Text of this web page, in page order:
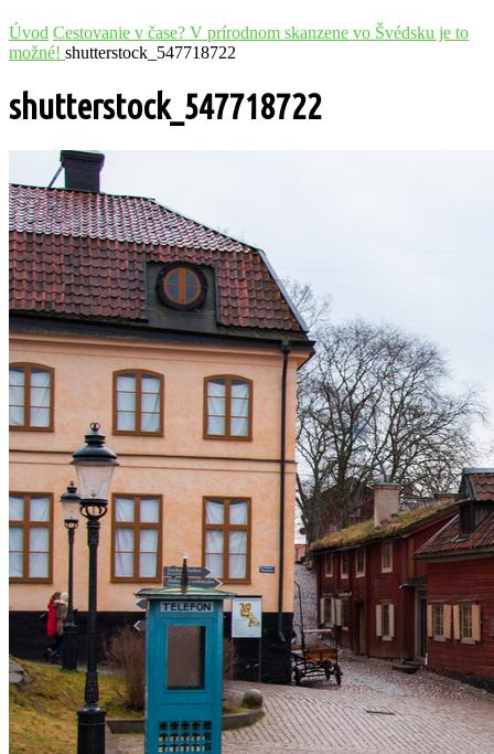
Úvod Cestovanie v čase? V prírodnom skanzene vo Švédsku je to
možné! shutterstock_547718722
shutterstock_547718722